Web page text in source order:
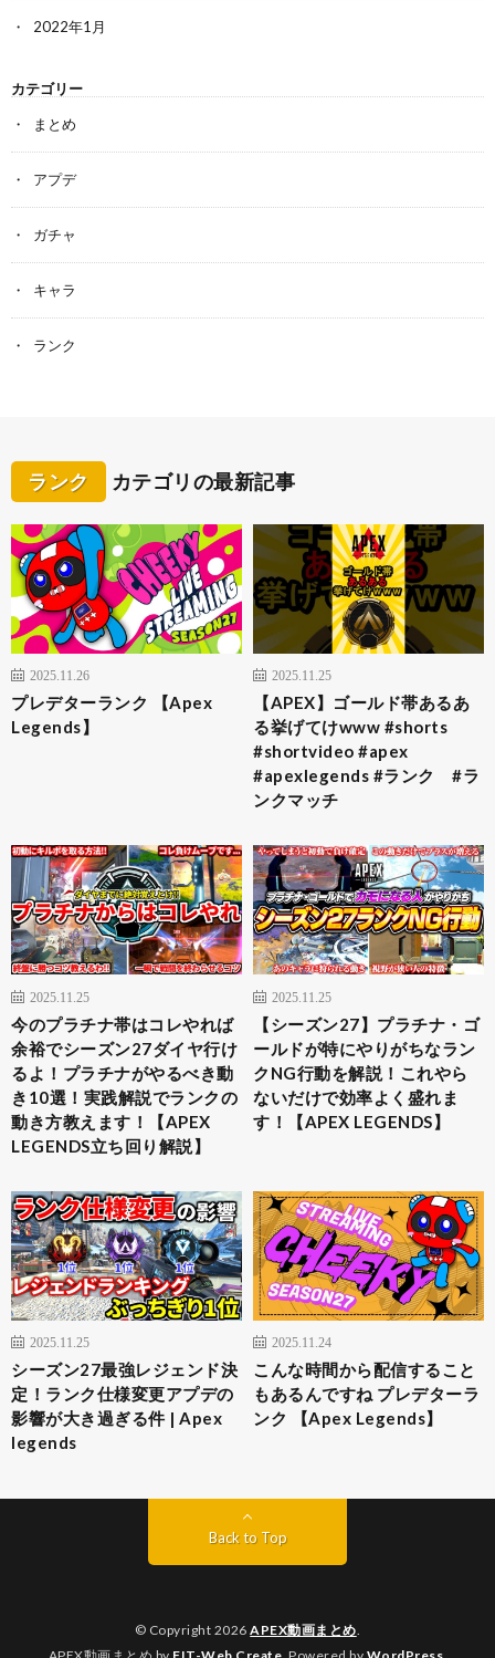
2022年1月
カテゴリー
まとめ
アプデ
ガチャ
キャラ
ランク
ランク カテゴリの最新記事
2025.11.26
プレデターランク 【Apex
Legends】
2025.11.25
【APEX】ゴールド帯あるあ
る挙げてけwww #shorts
#shortvideo #apex
#apexlegends #ランク #ラ
ンクマッチ
2025.11.25
今のプラチナ帯はコレやれば
余裕でシーズン27ダイヤ行け
るよ！プラチナがやるべき動
き10選！実践解説でランクの
動き方教えます！【APEX
LEGENDS立ち回り解説】
2025.11.25
【シーズン27】プラチナ・ゴ
ールドが特にやりがちなラン
クNG行動を解説！これやら
ないだけで効率よく盛れま
す！【APEX LEGENDS】
2025.11.25
シーズン27最強レジェンド決
定！ランク仕様変更アプデの
影響が大き過ぎる件 | Apex
legends
2025.11.24
こんな時間から配信すること
もあるんですね プレデターラ
ンク 【Apex Legends】
Back to Top
© Copyright 2026APEX動画まとめ.